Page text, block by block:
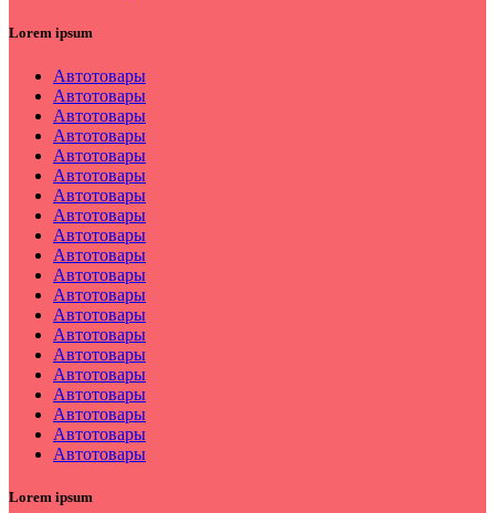
Lorem ipsum
Автотовары
Автотовары
Автотовары
Автотовары
Автотовары
Автотовары
Автотовары
Автотовары
Автотовары
Автотовары
Автотовары
Автотовары
Автотовары
Автотовары
Автотовары
Автотовары
Автотовары
Автотовары
Автотовары
Автотовары
Lorem ipsum